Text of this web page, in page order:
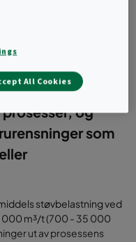
til å fjerne grove
støvbelastning
og
som
støvbelastning ved
000 m³/t (700 - 35 000
ut av prosessens
All Cookies